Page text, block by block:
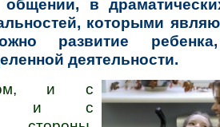
общении, в
которыми
развитие
деятельности.
и с
и с